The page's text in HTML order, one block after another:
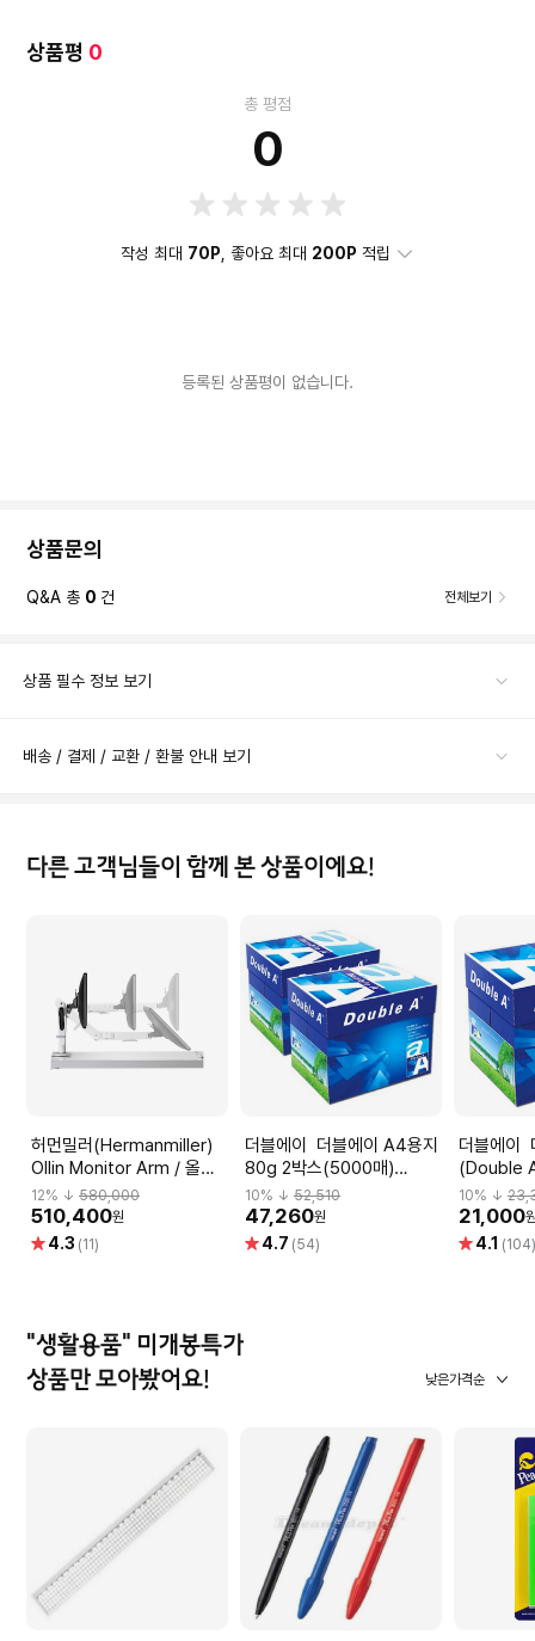
상품평 0
총 평점
0
작성 최대 70P, 좋아요 최대 200P 적립
등록된 상품평이 없습니다.
상품문의
Q&A 총 0 건 전체보기
상품 필수 정보 보기
배송 / 결제 / 교환 / 환불 안내 보기
다른 고객님들이 함께 본 상품이에요!
허먼밀러(Hermanmiller)
Ollin Monitor Arm / 올린
모니터암
12% ↓ 580,000
510,400원
별 4.3 (11)
더블에이 더블에이 A4용지
80g 2박스(5000매)
Double A
10% ↓52,510
47,260원
별 4.7 (54)
더블에이 더블에이
(Double
박스
10% ↓
21,000
별 4.1
"생활용품" 미개봉특가
상품만 모아봤어요!
낮은가격순